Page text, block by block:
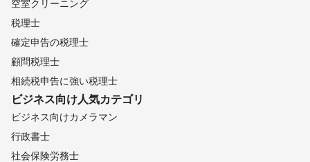
空室クリーニング
税理士
確定申告の税理士
顧問税理士
相続税申告に強い税理士
ビジネス向け人気カテゴリ
ビジネス向けカメラマン
行政書士
社会保険労務士